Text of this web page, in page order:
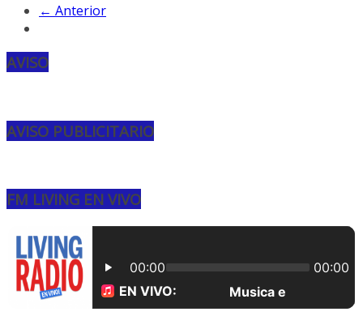
← Anterior
AVISO
AVISO PUBLICITARIO
FM LIVING EN VIVO